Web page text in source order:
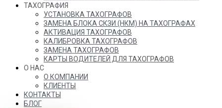
ТАХОГРАФИЯ
УСТАНОВКА ТАХОГРАФОВ
ЗАМЕНА БЛОКА СКЗИ (НКМ) НА ТАХОГРАФАХ
АКТИВАЦИЯ ТАХОГРАФОВ
КАЛИБРОВКА ТАХОГРАФОВ
ЗАМЕНА ТАХОГРАФОВ
КАРТЫ ВОДИТЕЛЕЙ ДЛЯ ТАХОГРАФОВ
О НАС
О КОМПАНИИ
КЛИЕНТЫ
КОНТАКТЫ
БЛОГ